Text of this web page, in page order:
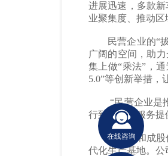
进展迅速，多款
业聚集度、推动
民营企业的“
广阔的空间，助
集上做“乘法”，
5.0”等创新举措，
“民营企业是
行到位、把服务
浙江新和成股
代化生产基地。
在线咨询